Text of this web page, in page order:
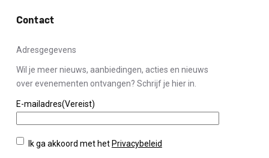
Contact
Adresgegevens
Wil je meer nieuws, aanbiedingen, acties en nieuws
over evenementen ontvangen? Schrijf je hier in.
E-mailadres(Vereist)
Privacybeleid(Vereist)
Ik ga akkoord met het Privacybeleid